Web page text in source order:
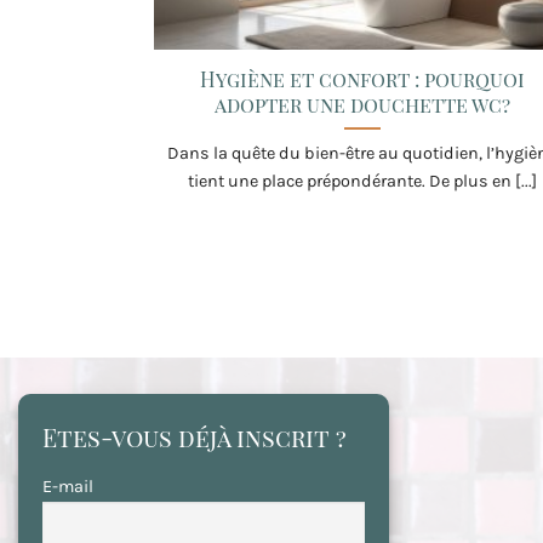
Hygiène et confort : pourquoi
adopter une douchette wc?
Dans la quête du bien-être au quotidien,
tient une place prépondérante. De plus en [...]
Etes-vous déjà inscrit ?
E-mail